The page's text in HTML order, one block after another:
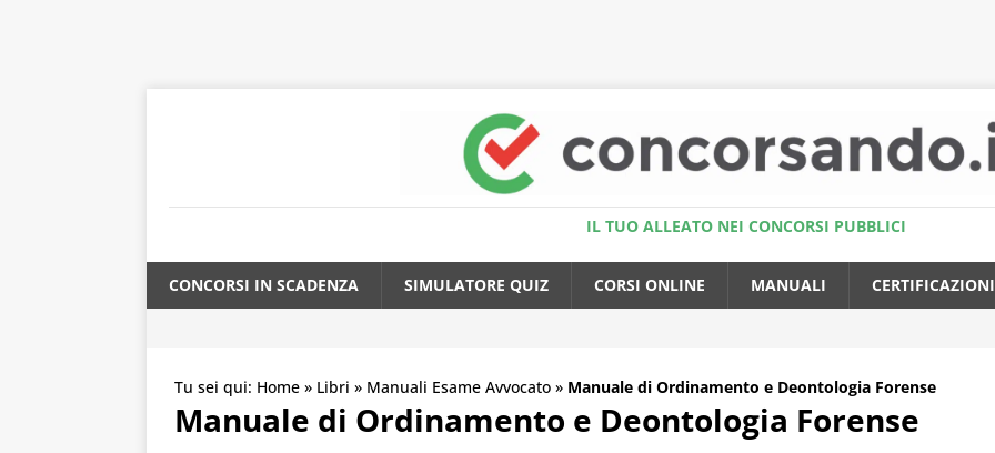
IL TUO ALLEATO NEI CONCORSI PUBBLICI
CONCORSI IN SCADENZA SIMULATORE QUIZ CORSI ONLINE MANUALI CERTIFICAZIONI
Tu sei qui: Home » Libri » Manuali Esame Avvocato » Manuale di Ordinamento e Deontologia Forense
Manuale di Ordinamento e Deontologia Forense